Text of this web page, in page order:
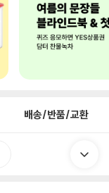
배송/반품/교환